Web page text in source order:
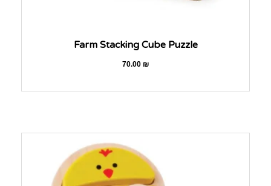
Farm Stacking Cube Puzzle
70.00₪